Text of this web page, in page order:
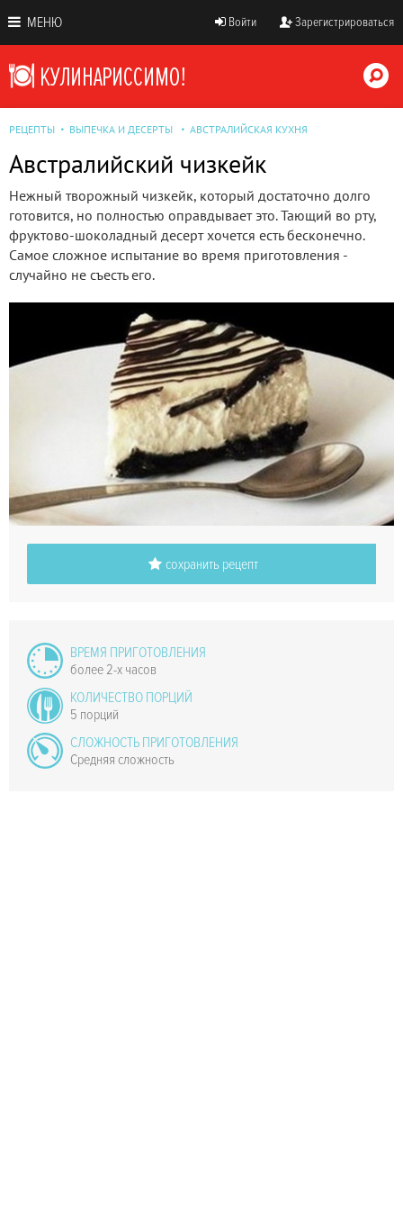
МЕНЮ Войти Зарегистрироваться
РЕЦЕПТЫ ВЫПЕЧКА И ДЕСЕРТЫ АВСТРАЛИЙСКАЯ КУХНЯ
Австралийский чизкейк
Нежный творожный чизкейк, который достаточно долго
готовится, но полностью оправдывает это. Тающий во рту,
фруктово-шоколадный десерт хочется есть бесконечно.
Самое сложное испытание во время приготовления -
случайно не съесть его.
сохранить рецепт
ВРЕМЯ ПРИГОТОВЛЕНИЯ
более 2-х часов
КОЛИЧЕСТВО ПОРЦИЙ
5 порций
СЛОЖНОСТЬ ПРИГОТОВЛЕНИЯ
Средняя сложность